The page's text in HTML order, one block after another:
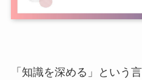
「知識を深める」という